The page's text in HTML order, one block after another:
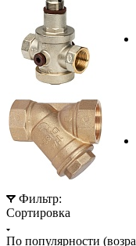
Фильтр:
Сортировка
По популярности